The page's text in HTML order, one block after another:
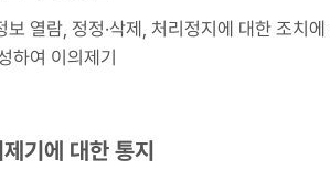
보 열람, 정정·삭제, 처리정지에 대한 조치
하여 이의제기
기에 대한 통지